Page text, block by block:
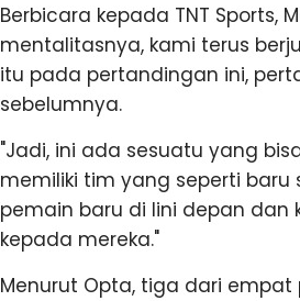
Berbicara kepada TNT Sports,
mentalitasnya, kami terus
itu pada pertandingan ini,
sebelumnya.
"Jadi, ini ada sesuatu yang
memiliki tim yang seperti
pemain baru di lini depan dan
kepada mereka."
Menurut Opta, tiga dari